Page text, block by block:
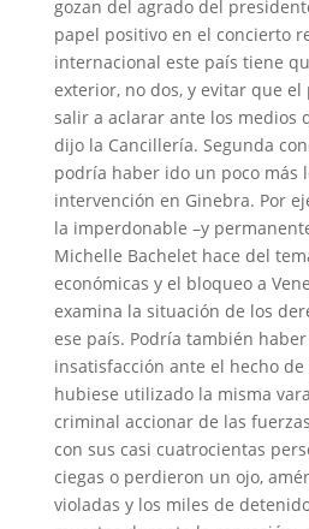
gozan del agrado del
papel positivo en el concierto
internacional este país tiene
exterior, no dos, y evitar que
salir a aclarar ante los medios
dijo la Cancillería. Segunda
podría haber ido un poco más
intervención en Ginebra. Por
la imperdonable –y
Michelle Bachelet hace del
económicas y el bloqueo a
examina la situación de los
ese país. Podría también
insatisfacción ante el hecho
hubiese utilizado la misma
criminal accionar de las
con sus casi cuatrocientas
ciegas o perdieron un ojo,
violadas y los miles de